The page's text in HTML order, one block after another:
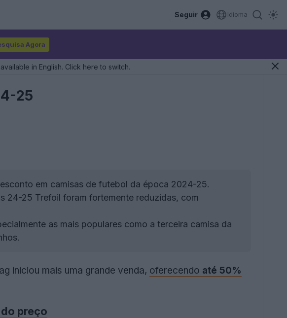
Seguir Idioma
Agora
in English. Click here to switch.
25
em camisas de futebol da época 2024-25.
24-25 Trefoil foram fortemente reduzidas, com
as mais populares como a terceira camisa da
iniciou mais uma grande venda, oferecendo até 50%
preço